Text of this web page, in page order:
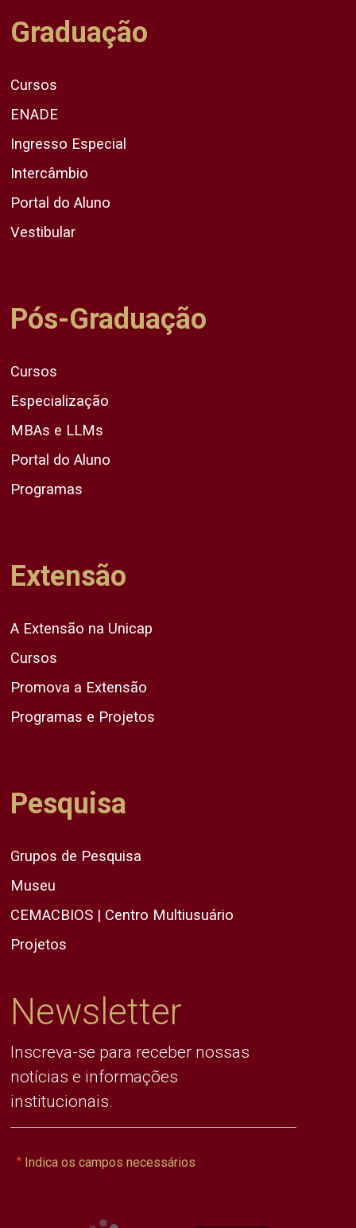
Graduação
Cursos
ENADE
Ingresso Especial
Intercâmbio
Portal do Aluno
Vestibular
Pós-Graduação
Cursos
Especialização
MBAs e LLMs
Portal do Aluno
Programas
Extensão
A Extensão na Unicap
Cursos
Promova a Extensão
Programas e Projetos
Pesquisa
Grupos de Pesquisa
Museu
CEMACBIOS | Centro Multiusuário
Projetos
Newsletter
Inscreva-se para receber nossas
notícias e informações
institucionais.
Indica os campos necessários